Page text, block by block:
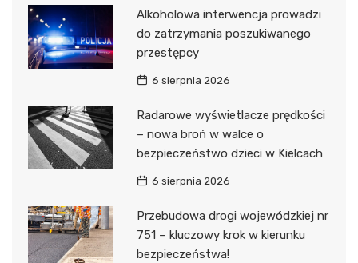
Alkoholowa interwencja prowadzi
do zatrzymania poszukiwanego
przestępcy
6 sierpnia 2026
Radarowe wyświetlacze prędkości
– nowa broń w walce o
bezpieczeństwo dzieci w Kielcach
6 sierpnia 2026
Przebudowa drogi wojewódzkiej nr
751 – kluczowy krok w kierunku
bezpieczeństwa!